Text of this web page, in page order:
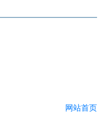
网站首页